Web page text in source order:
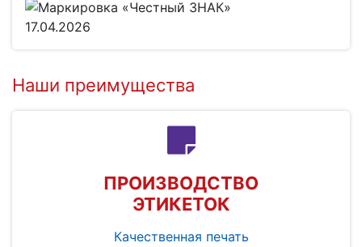
17.04.2026
Наши преимущества
ПРОИЗВОДСТВО
ЭТИКЕТОК
Качественная печать